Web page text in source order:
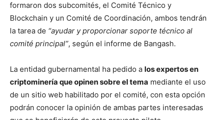
formaron dos subcomités, el Comité Técnico y
Blockchain y un Comité de Coordinación, ambos tendrán
la tarea de “ayudar y proporcionar soporte técnico al
comité principal”, según el informe de Bangash.
La entidad gubernamental ha pedido a los expertos en
criptominería que opinen sobre el tema mediante el uso
de un sitio web habilitado por el comité, con esta opción
podrán conocer la opinión de ambas partes interesadas